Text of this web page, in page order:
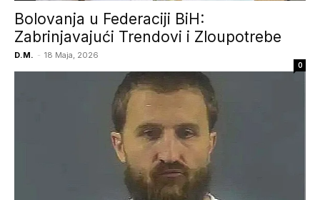
Bolovanja u Federaciji BiH:
Zabrinjavajući Trendovi i Zloupotrebe
D.M. - 18 Maja, 2026
0